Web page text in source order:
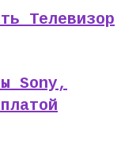
Телевизор
Sony,